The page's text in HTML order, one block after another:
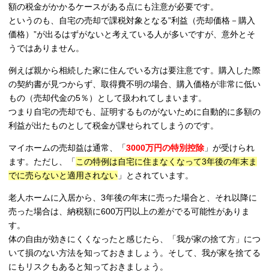
額の税金がかかるケースがある点にも注意が必要です。
というのも、自宅の売却で課税対象となる”利益（売却価格－購入
価格）”が出るはずがないと考えている人が多いですが、意外とそ
うではありません。
例えば親から相続した家に住んでいる方は要注意です。購入した際
の契約書が見つからず、取得費不明の場合、購入価格が非常に低い
もの（売却代金の5％）として扱われてしまいます。
つまり自宅の売却でも、証明するものがないために自動的に多額の
利益が出たものとして税金が課せられてしまうのです。
マイホームの売却益は通常、「3000万円の特別控除 」が受けられ
ます。ただし、「 この特例は自宅に住まなくなって3年後の年末ま
でに売らないと適用されない 」とされています。
老人ホームに入居から、3年後の年末に売った場合と、それ以降に
売った場合は、納税額に600万円以上の差がでる可能性がありま
す。
体の自由が効きにくくなったと感じたら、「我が家の捨て方」につ
いて損のない方法を知っておきましょう。そして、我が家を捨てる
にもリスクもあると知っておきましょう。